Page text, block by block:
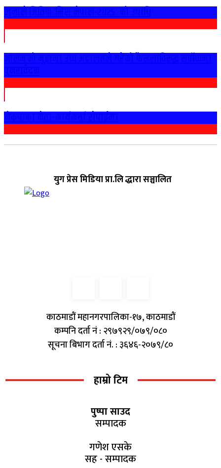
युग प्रेस मिडिया प्रा.लि द्धारा सञ्चालित
काठमाडौं महानगरपालिका-१७, काठमाडौं
कम्पनि दर्ता नं : २९७९२९/०७९/०८०
सूचना बिभाग दर्ता नं. : ३६४६-२०७९/८०
हाम्रो टिम
पुष्पा साउद
सम्पादक
गणेश एसके
सह - सम्पादक